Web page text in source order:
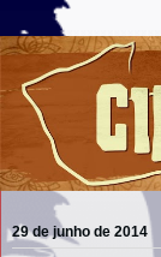
29 de junho de 2014